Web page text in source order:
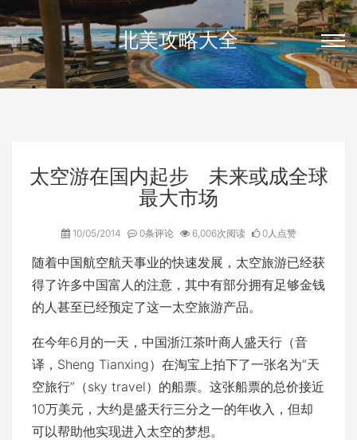
北美攻略大全
太空游在国内起步 未来或成全球
最大市场
10/05/2014 0条评论 6,006次阅读 0人点赞
随着中国航空航天事业的快速发展，太空旅游已经获
得了许多中国富人的注意，其中有部分拥有足够金钱
的人甚至已经预定了这一太空旅游产品。
在今年6月的一天，中国浙江茶叶商人盛天行（音
译，Sheng Tianxing）在淘宝上拍下了一张名为“天
空旅行”（sky travel）的船票。这张船票的总价接近
10万美元，大约是盛天行三分之一的年收入，但却
可以帮助他实现进入太空的梦想。